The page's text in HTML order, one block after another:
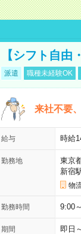
【シフト自
派遣 職種未経験OK
来社不要
給与 時給
勤務地
東京
新宿
物
勤務時間 9:00
期間 即日